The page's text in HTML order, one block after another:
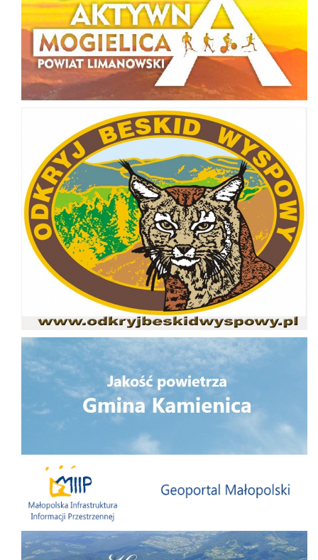
Małopolska Infrastruktura Informacji Przestrzennej
Folder Gminy Kamienica